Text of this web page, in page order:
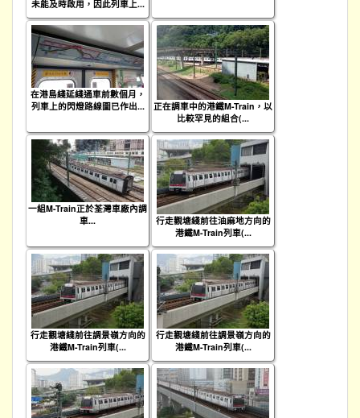
未能及時啟用，因此列車上...
在港島綫延綫通車前數個月，
列車上的閃燈路線圖已作出...
正在調車中的港鐵M-Train，以
比較罕見的組合(...
一組M-Train正於荃灣車廠內調
車...
行走觀塘綫前往油麻地方向的
港鐵M-Train列車(...
行走觀塘綫前往調景嶺方向的
港鐵M-Train列車(...
行走觀塘綫前往調景嶺方向的
港鐵M-Train列車(...